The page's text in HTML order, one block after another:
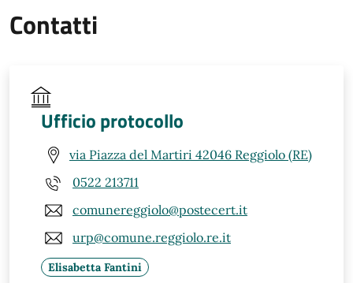
Contatti
Ufficio protocollo
via Piazza del Martiri 42046 Reggiolo (RE)
0522 213711
comunereggiolo@postecert.it
urp@comune.reggiolo.re.it
Elisabetta Fantini